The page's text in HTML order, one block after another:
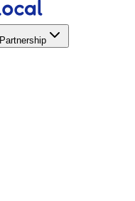
Partnership